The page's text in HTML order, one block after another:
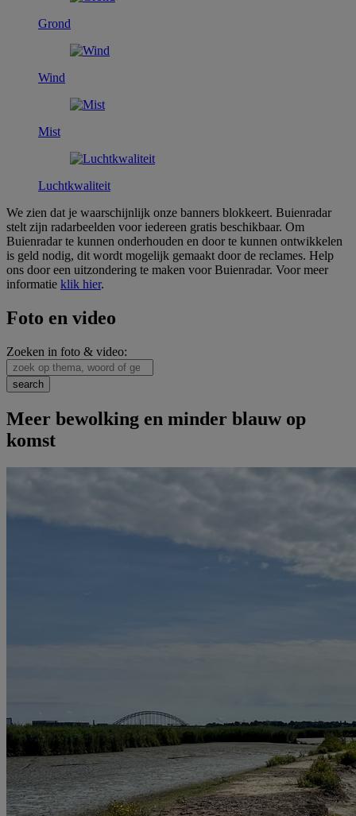
Grond
Wind
Mist
Luchtkwaliteit
We zien dat je waarschijnlijk onze banners blokkeert. Buienradar
stelt zijn radarbeelden voor iedereen gratis beschikbaar. Om
Buienradar te kunnen onderhouden en door te kunnen ontwikkelen
is geld nodig, dit wordt mogelijk gemaakt door de reclames. Help
ons door een uitzondering te maken voor Buienradar. Voor meer
informatie klik hier.
Foto en video
Zoeken in foto & video:
Meer bewolking en minder blauw op
komst